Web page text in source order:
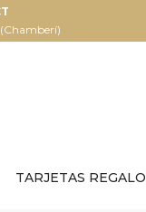
TARJETAS REGALO